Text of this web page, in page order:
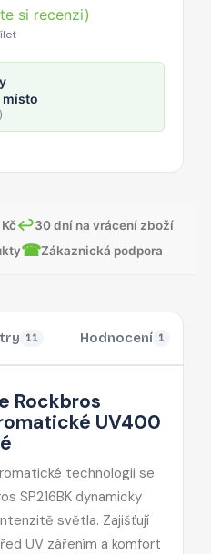
si recenzi)
místo
↩30 dní na vrácení zboží
☎Zákaznická podpora
11 Hodnocení 1
Rockbros
UV400
technologii se
SP216BK dynamicky
světla. Zajišťují
UV zářením a komfort